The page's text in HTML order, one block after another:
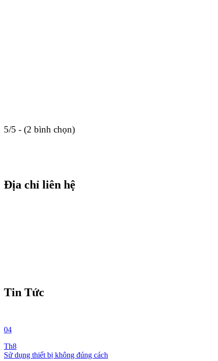
5/5 - (2 bình chọn)
Địa chỉ liên hệ
Tin Tức
04
Th8
Sử dụng thiết bị không đúng cách